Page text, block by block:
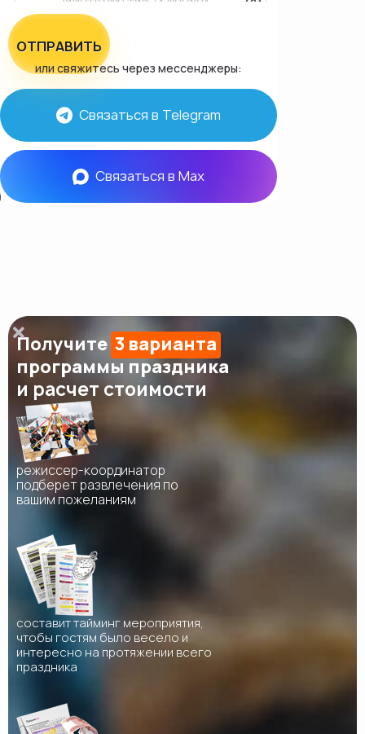
ОТПРАВИТЬ
или свяжитесь через мессенджеры:
Связаться в Telegram
Связаться в Max
Получите 3 варианта
программы праздника
и расчет стоимости
режиссер-координатор
подберет развлечения по
вашим пожеланиям
составит тайминг мероприятия,
чтобы гостям было весело и
интересно на протяжении всего
праздника